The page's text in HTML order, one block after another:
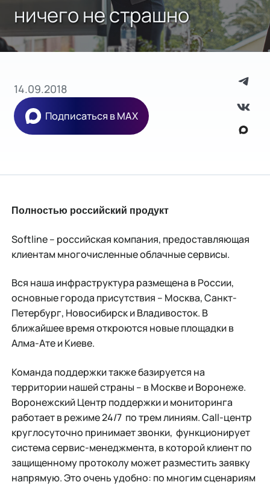
ничего не страшно
14.09.2018
Подписаться в MAX
Полностью российский продукт
Softline – российская компания, предоставляющая
клиентам многочисленные облачные сервисы.
Вся наша инфраструктура размещена в России,
основные города присутствия – Москва, Санкт-
Петербург, Новосибирск и Владивосток. В
ближайшее время откроются новые площадки в
Алма-Ате и Киеве.
Команда поддержки также базируется на
территории нашей страны – в Москве и Воронеже.
Воронежский Центр поддержки и мониторинга
работает в режиме 24/7 по трем линиям. Call-центр
круглосуточно принимает звонки, функционирует
система сервис-менеджмента, в которой клиент по
защищенному протоколу может разместить заявку
напрямую. Это очень удобно: по многим сценариям